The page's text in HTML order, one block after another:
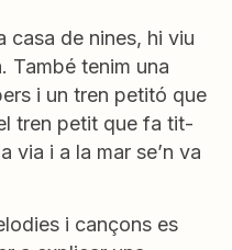
casa de nines, hi viu
També tenim una
i un tren petitó que
tren petit que fa tit-
via i a la mar se’n va
i cançons es